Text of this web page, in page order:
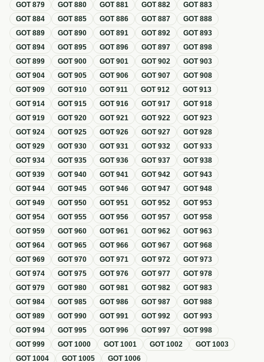
GOT879 GOT880 GOT881 GOT882 GOT883
GOT884 GOT885 GOT886 GOT887 GOT888
GOT889 GOT890 GOT891 GOT892 GOT893
GOT894 GOT895 GOT896 GOT897 GOT898
GOT899 GOT900 GOT901 GOT902 GOT903
GOT904 GOT905 GOT906 GOT907 GOT908
GOT909 GOT910 GOT911 GOT912 GOT913
GOT914 GOT915 GOT916 GOT917 GOT918
GOT919 GOT920 GOT921 GOT922 GOT923
GOT924 GOT925 GOT926 GOT927 GOT928
GOT929 GOT930 GOT931 GOT932 GOT933
GOT934 GOT935 GOT936 GOT937 GOT938
GOT939 GOT940 GOT941 GOT942 GOT943
GOT944 GOT945 GOT946 GOT947 GOT948
GOT949 GOT950 GOT951 GOT952 GOT953
GOT954 GOT955 GOT956 GOT957 GOT958
GOT959 GOT960 GOT961 GOT962 GOT963
GOT964 GOT965 GOT966 GOT967 GOT968
GOT969 GOT970 GOT971 GOT972 GOT973
GOT974 GOT975 GOT976 GOT977 GOT978
GOT979 GOT980 GOT981 GOT982 GOT983
GOT984 GOT985 GOT986 GOT987 GOT988
GOT989 GOT990 GOT991 GOT992 GOT993
GOT994 GOT995 GOT996 GOT997 GOT998
GOT999 GOT1000 GOT1001 GOT1002 GOT1003
GOT1004 GOT1005 GOT1006